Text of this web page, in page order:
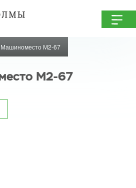
Машиноместо М2-67
М2-67